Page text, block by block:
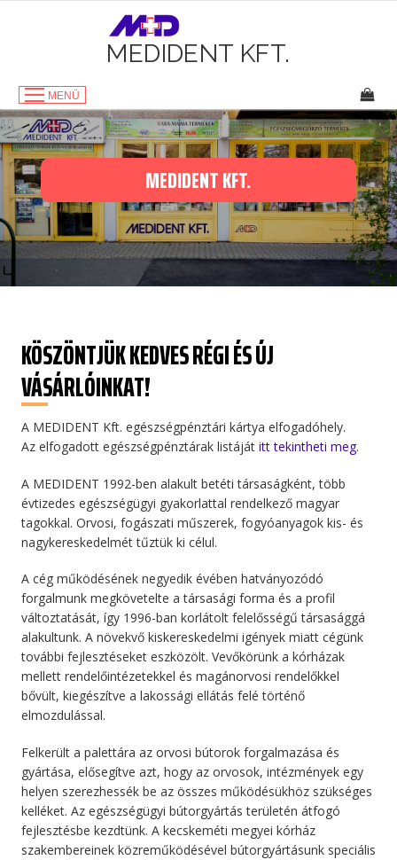
MEDIDENT KFT.
MENÜ
MEDIDENT KFT.
KÖSZÖNTJÜK KEDVES RÉGI ÉS ÚJ
VÁSÁRLÓINKAT!
A MEDIDENT Kft. egészségpénztári kártya elfogadóhely.
Az elfogadott egészségpénztárak listáját itt tekintheti meg.
A MEDIDENT 1992-ben alakult betéti társaságként, több
évtizedes egészségügyi gyakorlattal rendelkező magyar
tagokkal. Orvosi, fogászati műszerek, fogyóanyagok kis- és
nagykereskedelmét tűztük ki célul.
A cég működésének negyedik évében hatványozódó
forgalmunk megkövetelte a társasági forma és a profil
változtatását, így 1996-ban korlátolt felelősségű társasággá
alakultunk. A növekvő kiskereskedelmi igények miatt cégünk
további fejlesztéseket eszközölt. Vevőkörünk a kórházak
mellett rendelőintézetekkel és magánorvosi rendelőkkel
bővült, kiegészítve a lakossági ellátás felé történő
elmozdulással.
Felkerült a palettára az orvosi bútorok forgalmazása és
gyártása, elősegítve azt, hogy az orvosok, intézmények egy
helyen szerezhessék be az összes működésükhöz szükséges
kelléket. Az egészségügyi bútorgyártás területén átfogó
fejlesztésbe kezdtünk. A kecskeméti megyei kórház
szakembereinek közreműködésével bútorgyártásunk speciális